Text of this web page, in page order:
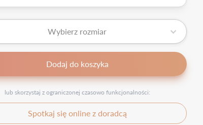
Wybierz rozmiar
Dodaj do koszyka
lub skorzystaj z ograniczonej czasowo funkcjonalności:
Spotkaj się online z doradcą